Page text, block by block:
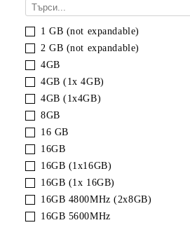
1 GB (not expandable)
2 GB (not expandable)
4GB
4GB (1x 4GB)
4GB (1x4GB)
8GB
16 GB
16GB
16GB (1x16GB)
16GB (1x 16GB)
16GB 4800MHz (2x8GB)
16GB 5600MHz